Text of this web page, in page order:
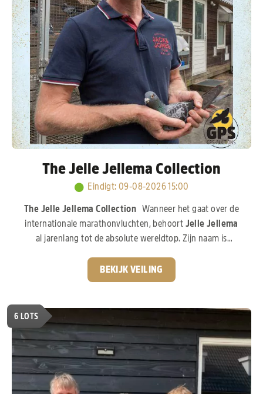
The Jelle Jellema Collection
Eindigt: 09-08-2026 15:00
The Jelle Jellema Collection Wanneer het gaat over de
internationale marathonvluchten, behoort Jelle Jellema
al jarenlang tot de absolute wereldtop. Zijn naam is
fondklassiekers, waarbij vooral de vlucht
bijzondere plaats inneemt. Ook dit seizoen liet Jelle
internationale vlucht Barcelona
5.000
Nederlandse duivenzette hij een indrukwekkende serie
kopprijzen neer en bewees hij opnieuw waarom zijn
kolonie tot de allerbeste van de wereld behoort. 2-4-5-8-
13-14-29-35-43-48-83-87-100-etc. Nat. Barcelona 5.000+
duivenIn deze Jelle Jellema Collection krijgt u de
BEKIJK VEILING
6 LOTS